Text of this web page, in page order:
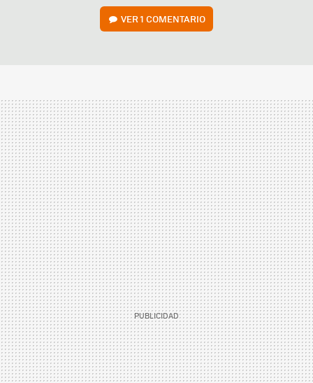
VER1 COMENTARIO